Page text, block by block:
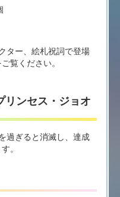
ター、絵札祝詞で登場
覧ください。
リンセス・ジョオ
過ぎると消滅し、達成
。